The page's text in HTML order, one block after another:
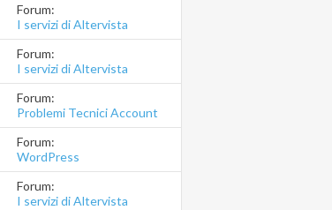
11.56.37
Forum:
I servizi di Altervista
10.54.31
Forum:
I servizi di Altervista
16.03.58
Forum:
Problemi Tecnici Account
10.06.46
Forum:
WordPress
20.36.10
Forum:
I servizi di Altervista